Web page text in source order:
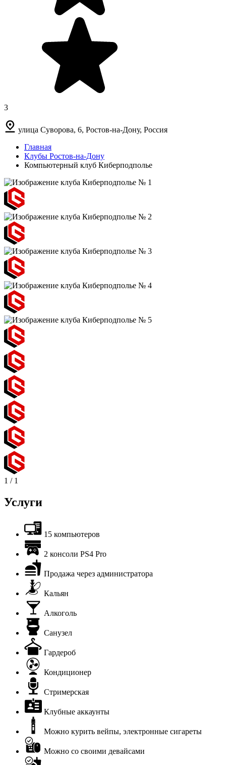
3
улица Суворова, 6, Ростов-на-Дону, Россия
Главная
Клубы Ростов-на-Дону
Компьютерный клуб Киберподполье
1 / 1
Услуги
15 компьютеров
2 консоли PS4 Pro
Продажа через администратора
Кальян
Алкоголь
Санузел
Гардероб
Кондиционер
Стримерская
Клубные аккаунты
Можно курить вейпы, электронные сигареты
Можно со своими девайсами